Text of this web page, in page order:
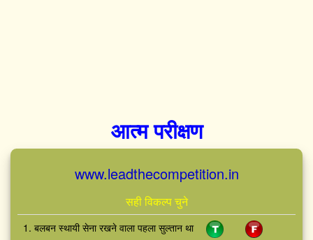
आत्म परीक्षण
www.leadthecompetition.in
सही विकल्प चुने
1. बलबन स्थायी सेना रखने वाला पहला सुल्तान था